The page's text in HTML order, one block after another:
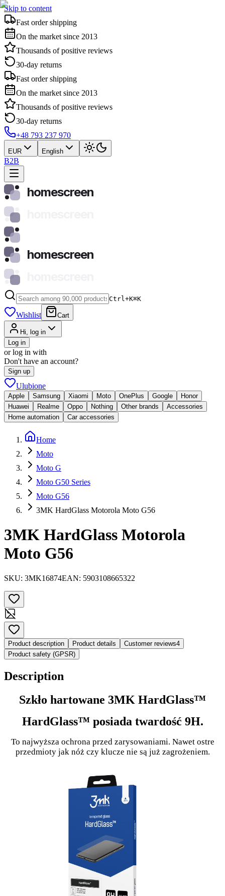
Skip to content
Fast order shipping
On the market since 2013
Thousands of positive reviews
30-day returns
Fast order shipping
On the market since 2013
Thousands of positive reviews
30-day returns
+48 793 237 970
EUR English
B2B
homescreen
homescreen
Ctrl+K⌘K
Wishlist Cart
Hi, log in
Log in
or log in with
Don't have an account?
Sign up
Ulubione
Apple Samsung Xiaomi Moto OnePlus Google
Honor
Huawei
Realme Oppo Nothing Other brands
Accessories
Home automation
Car accessories
Home
Moto
Moto G
Moto G50 Series
Moto G56
3MK HardGlass Motorola Moto G56
3MK HardGlass Motorola
Moto G56
SKU: 3MK16874EAN: 5903108665322
Product description Product details Customer reviews4
Product safety (GPSR)
Description
Szkło hartowane 3MK HardGlass™
HardGlass™ posiada twardość 9H.
To najwyższa ochrona przed zarysowaniami. Nawet ostre
przedmioty jak nóż czy klucze nie są już zagrożeniem.